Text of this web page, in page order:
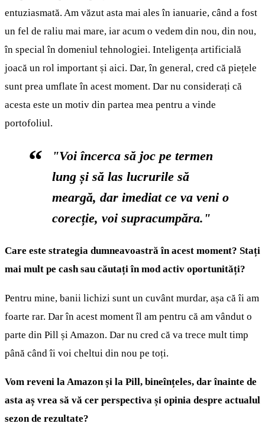
entuziasmată. Am văzut asta mai ales în ianuarie, când a fost
un fel de raliu mai mare, iar acum o vedem din nou, din nou,
în special în domeniul tehnologiei. Inteligența artificială
joacă un rol important și aici. Dar, în general, cred că piețele
sunt prea umflate în acest moment. Dar nu considerați că
acesta este un motiv din partea mea pentru a vinde
portofoliul.
"Voi încerca să joc pe termen
lung și să las lucrurile să
meargă, dar imediat ce va veni o
corecție, voi supracumpăra."
Care este strategia dumneavoastră în acest moment? Stați
mai mult pe cash sau căutați în mod activ oportunități?
Pentru mine, banii lichizi sunt un cuvânt murdar, așa că îi am
foarte rar. Dar în acest moment îl am pentru că am vândut o
parte din Pill și Amazon. Dar nu cred că va trece mult timp
până când îi voi cheltui din nou pe toți.
Vom reveni la Amazon și la Pill, bineînțeles, dar înainte de
asta aș vrea să vă cer perspectiva și opinia despre actualul
sezon de rezultate?